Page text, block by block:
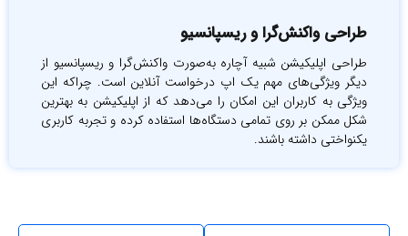
طراحی واکنش‌گرا و ریسپانسیو
طراحی اپلیکیشن‌ شبیه آچاره به‌صورت واکنش‌گرا و ریسپانسیو از
دیگر ویژگی‌های مهم یک اپ درخواست آنلاین است. چراکه این
ویژگی به کاربران این امکان را می‌دهد که از اپلیکیشن به بهترین
شکل ممکن بر روی تمامی دستگاه‌ها استفاده کرده و تجربه کاربری
یکنواختی داشته باشند.